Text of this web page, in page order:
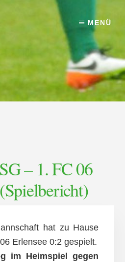
MENÜ
– 1. FC 06
hat zu Hause
Erlensee 0:2 gespielt.
im Heimspiel gegen